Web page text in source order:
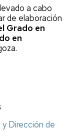
a cabo
de elaboración
Grado en
en
Dirección de